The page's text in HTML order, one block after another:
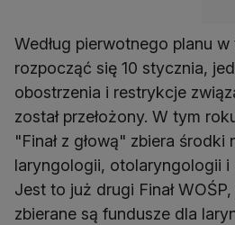
Według pierwotnego planu w
rozpocząć się 10 stycznia,
obostrzenia i restrykcje
został przełożony. W tym
"Finał z głową" zbiera środki
laryngologii, otolaryngologii i
Jest to już drugi Finał
zbierane są fundusze dla